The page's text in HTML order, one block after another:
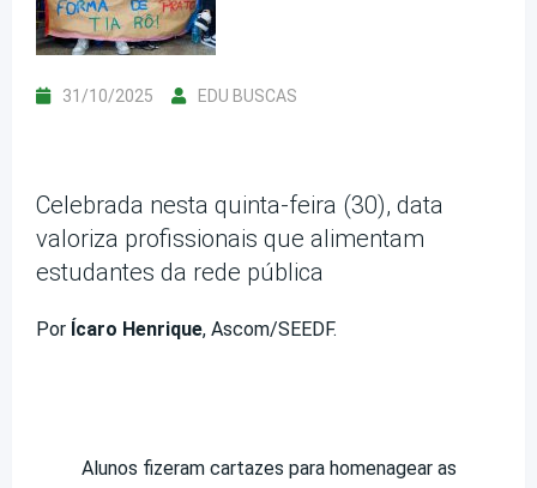
31/10/2025 EDU BUSCAS
Celebrada nesta quinta-feira (30), data
valoriza profissionais que alimentam
estudantes da rede pública
Por Ícaro Henrique, Ascom/SEEDF.
Alunos fizeram cartazes para homenagear as